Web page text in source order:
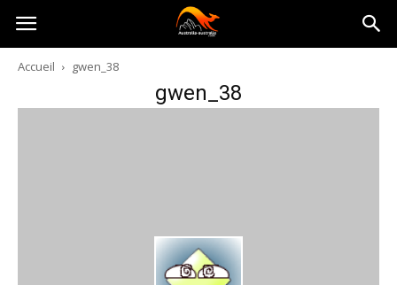
Australia-
australie.com
Accueil gwen_38
gwen_38